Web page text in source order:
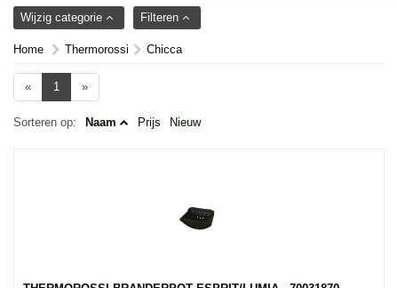
Wijzig categorie Filteren
Home Thermorossi Chicca
« 1 »
Sorteren op: Naam Prijs Nieuw